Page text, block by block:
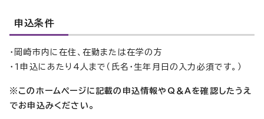
申込条件
・岡崎市内に在住、在勤または在学の方
・1申込にあたり4人まで（氏名・生年月日の入力必須です。）
※このホームページに記載の申込情報やQ＆Aを確認したうえ
でお申込みください。